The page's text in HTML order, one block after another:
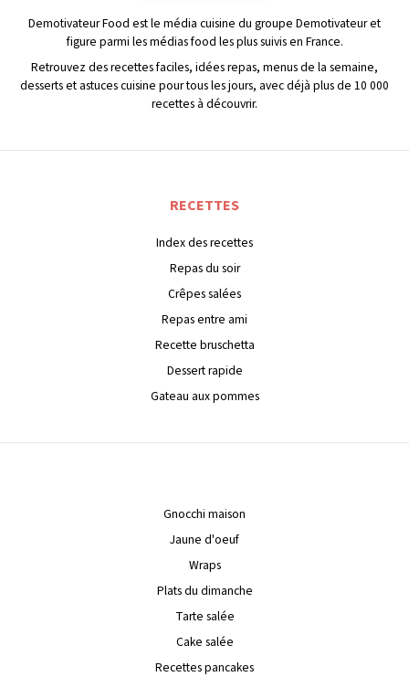
Demotivateur Food est le média cuisine du groupe Demotivateur et
figure parmi les médias food les plus suivis en France.
Retrouvez des recettes faciles, idées repas, menus de la semaine,
desserts et astuces cuisine pour tous les jours, avec déjà plus de 10 000
recettes à découvrir.
RECETTES
Index des recettes
Repas du soir
Crêpes salées
Repas entre ami
Recette bruschetta
Dessert rapide
Gateau aux pommes
Gnocchi maison
Jaune d'oeuf
Wraps
Plats du dimanche
Tarte salée
Cake salée
Recettes pancakes